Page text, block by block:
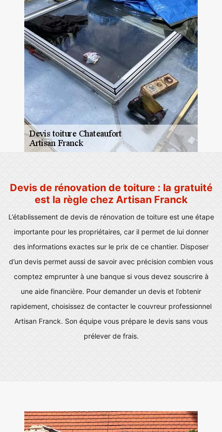
Devis de rénovation de toiture : la gratuité
est la règle chez Artisan Franck
L’établissement de devis de rénovation de toiture est une étape
importante pour les propriétaires, car il permet de lui donner
des informations exactes sur le prix de ce chantier. Disposer
d’un devis permet aussi de savoir avec précision combien vous
comptez emprunter à une banque si vous devez souscrire à
une aide financière. Pour demander un devis et l’obtenir
rapidement, choisissez de contacter le couvreur professionnel
Artisan Franck. Son équipe vous prépare le devis sans vous
prélever de frais.